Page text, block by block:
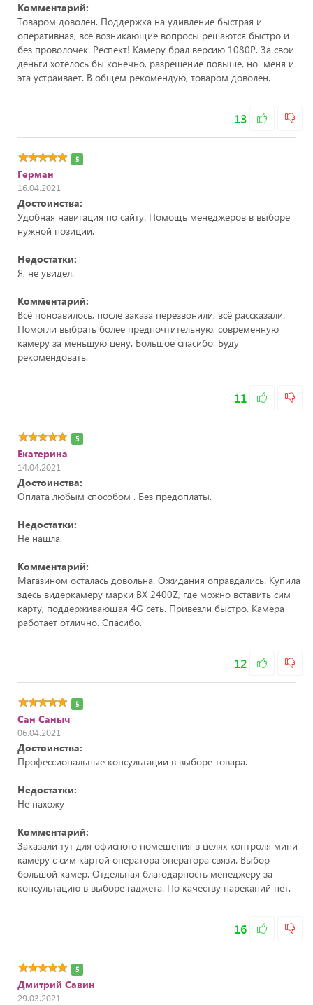
Комментарий:
Товаром доволен. Поддержка на удивление быстрая и
оперативная, все возникающие вопросы решаются быстро и
без проволочек. Респект! Камеру брал версию 1080Р. За свои
деньги хотелось бы конечно, разрешение повыше, но меня и
эта устраивает. В общем рекомендую, товаром доволен.
13
5
Герман
16.04.2021
Достоинства:
Удобная навигация по сайту. Помощь менеджеров в выборе
нужной позиции.
Недостатки:
Я, не увидел.
Комментарий:
Всё поноавилось, после заказа перезвонили, всё рассказали.
Помогли выбрать более предпочтительную, современную
камеру за меньшую цену. Большое спасибо. Буду
рекомендовать.
11
5
Екатерина
14.04.2021
Достоинства:
Оплата любым способом . Без предоплаты.
Недостатки:
Не нашла.
Комментарий:
Магазином осталась довольна. Ожидания оправдались. Купила
здесь видеркамеру марки ВХ 2400Z, где можно вставить сим
карту, поддерживающая 4G cеть. Привезли быстро. Камера
работает отлично. Спасибо.
12
5
Сан Саныч
06.04.2021
Достоинства:
Профессиональные консультации в выборе товара.
Недостатки:
Не нахожу
Комментарий:
Заказали тут для офисного помещения в целях контроля мини
камеру с сим картой оператора оператора связи. Выбор
большой камер. Отдельная благодарность менеджеру за
консультацию в выборе гаджета. По качеству нареканий нет.
16
5
Дмитрий Савин
29.03.2021